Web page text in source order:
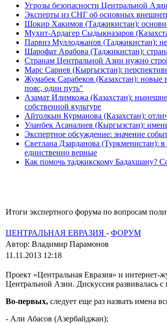
Угрозы безопасности Центральной
Эксперты из СНГ об основных
Шокир Хакимов (Таджикистан):
Мухит-Ардагер Сыдыкназаров
Парвиз Муллоджанов (Таджикистан):
Шарофат Арабова (Таджикистан):
Странам Центральной Азии нужно
Марс Сариев (Кыргызстан):
Жумабек Сарабеков (Казахстан): новые
пояс, один путь"
Азамат Илимкожа (Казахстан):
собственной культуре
Айтолкын Курманова (Казахстан):
Уланбек Асаналиев (Кыргызстан):
Экспертное обсуждение: значение
Светлана Дзарданова (Туркменистан):
единственно верные
Как помочь таджикскому Бадахшану?
Итоги экспертного форума по вопросам
ЦЕНТРАЛЬНАЯ ЕВРАЗИЯ - ФОРУМ
Автор: Владимир Парамонов
11.11.2013 12:18
Проект «Центральная Евразия» и
Центральной Азии. Дискуссия развивалась
Во-первых, следует еще раз назвать имена
- Али Абасов (Азербайджан);